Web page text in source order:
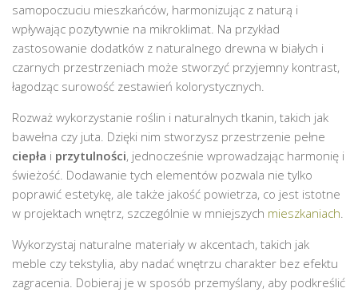
samopoczuciu mieszkańców, harmonizując z naturą i
wpływając pozytywnie na mikroklimat. Na przykład
zastosowanie dodatków z naturalnego drewna w białych i
czarnych przestrzeniach może stworzyć przyjemny kontrast,
łagodząc surowość zestawień kolorystycznych.
Rozważ wykorzystanie roślin i naturalnych tkanin, takich jak
bawełna czy juta. Dzięki nim stworzysz przestrzenie pełne
ciepła i przytulności, jednocześnie wprowadzając harmonię i
świeżość. Dodawanie tych elementów pozwala nie tylko
poprawić estetykę, ale także jakość powietrza, co jest istotne
w projektach wnętrz, szczególnie w mniejszych mieszkaniach.
Wykorzystaj naturalne materiały w akcentach, takich jak
meble czy tekstylia, aby nadać wnętrzu charakter bez efektu
zagracenia. Dobieraj je w sposób przemyślany, aby podkreślić